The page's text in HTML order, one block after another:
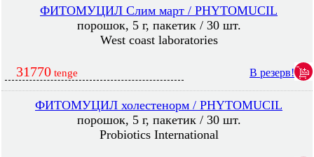
ФИТОМУЦИЛ Слим март / PHYTOMUCIL
порошок, 5 г, пакетик / 30 шт.
West coast laboratories
31770 tenge В резерв!
ФИТОМУЦИЛ холестенорм / PHYTOMUCIL
порошок, 5 г, пакетик / 30 шт.
Probiotics International